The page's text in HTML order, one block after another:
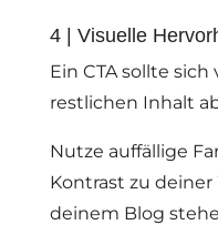
4 | Visuelle
Ein CTA sollte sich
restlichen Inhalt
Nutze auffällige
Kontrast zu
deinem Blog